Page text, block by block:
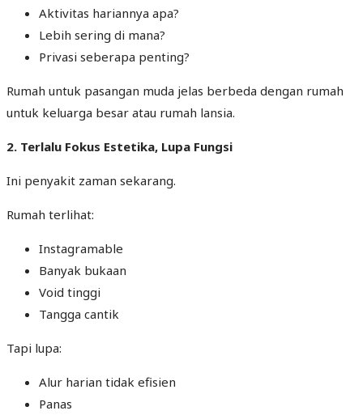
Aktivitas hariannya apa?
Lebih sering di mana?
Privasi seberapa penting?
Rumah untuk pasangan muda jelas berbeda dengan rumah
untuk keluarga besar atau rumah lansia.
2. Terlalu Fokus Estetika, Lupa Fungsi
Ini penyakit zaman sekarang.
Rumah terlihat:
Instagramable
Banyak bukaan
Void tinggi
Tangga cantik
Tapi lupa:
Alur harian tidak efisien
Panas